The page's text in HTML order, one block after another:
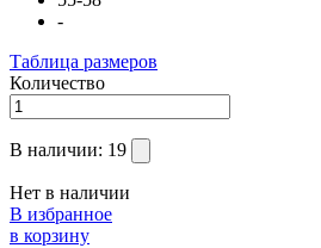
-
Таблица размеров
Количество
В наличии: 19
Нет в наличии
В избранное
в корзину